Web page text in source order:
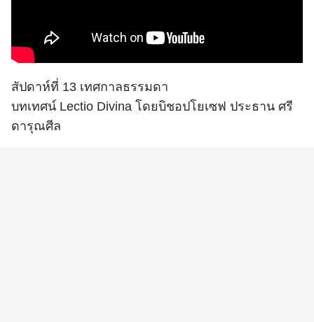
สัปดาห์ที่ 13 เทศกาลธรรมดา
บทเทศน์ Lectio Divina โดยบิชอปโยเซฟ ประธาน ศรี
ดารุณศีล